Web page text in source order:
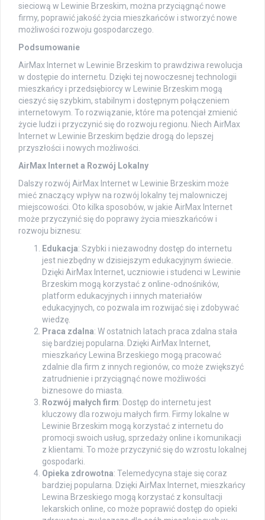
sieciową w Lewinie Brzeskim, można przyciągnąć nowe
firmy, poprawić jakość życia mieszkańców i stworzyć nowe
możliwości rozwoju gospodarczego.
Podsumowanie
AirMax Internet w Lewinie Brzeskim to prawdziwa rewolucja
w dostępie do internetu. Dzięki tej nowoczesnej technologii
mieszkańcy i przedsiębiorcy w Lewinie Brzeskim mogą
cieszyć się szybkim, stabilnym i dostępnym połączeniem
internetowym. To rozwiązanie, które ma potencjał zmienić
życie ludzi i przyczynić się do rozwoju regionu. Niech AirMax
Internet w Lewinie Brzeskim będzie drogą do lepszej
przyszłości i nowych możliwości.
AirMax Internet a Rozwój Lokalny
Dalszy rozwój AirMax Internet w Lewinie Brzeskim może
mieć znaczący wpływ na rozwój lokalny tej malowniczej
miejscowości. Oto kilka sposobów, w jakie AirMax Internet
może przyczynić się do poprawy życia mieszkańców i
rozwoju biznesu:
Edukacja: Szybki i niezawodny dostęp do internetu
jest niezbędny w dzisiejszym edukacyjnym świecie.
Dzięki AirMax Internet, uczniowie i studenci w Lewinie
Brzeskim mogą korzystać z online-odnośników,
platform edukacyjnych i innych materiałów
edukacyjnych, co pozwala im rozwijać się i zdobywać
wiedzę.
Praca zdalna: W ostatnich latach praca zdalna stała
się bardziej popularna. Dzięki AirMax Internet,
mieszkańcy Lewina Brzeskiego mogą pracować
zdalnie dla firm z innych regionów, co może zwiększyć
zatrudnienie i przyciągnąć nowe możliwości
biznesowe do miasta.
Rozwój małych firm: Dostęp do internetu jest
kluczowy dla rozwoju małych firm. Firmy lokalne w
Lewinie Brzeskim mogą korzystać z internetu do
promocji swoich usług, sprzedaży online i komunikacji
z klientami. To może przyczynić się do wzrostu lokalnej
gospodarki.
Opieka zdrowotna: Telemedycyna staje się coraz
bardziej popularna. Dzięki AirMax Internet, mieszkańcy
Lewina Brzeskiego mogą korzystać z konsultacji
lekarskich online, co może poprawić dostęp do opieki